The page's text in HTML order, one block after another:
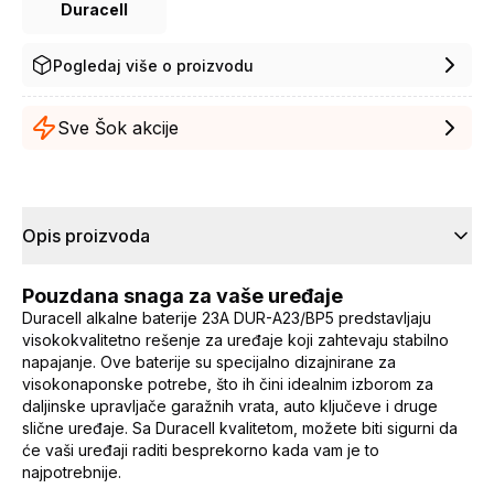
Duracell
Pogledaj više o proizvodu
Sve Šok akcije
Opis proizvoda
Pouzdana snaga za vaše uređaje
Duracell alkalne baterije 23A DUR-A23/BP5 predstavljaju
visokokvalitetno rešenje za uređaje koji zahtevaju stabilno
napajanje. Ove baterije su specijalno dizajnirane za
visokonaponske potrebe, što ih čini idealnim izborom za
daljinske upravljače garažnih vrata, auto ključeve i druge
slične uređaje. Sa Duracell kvalitetom, možete biti sigurni da
će vaši uređaji raditi besprekorno kada vam je to
najpotrebnije.